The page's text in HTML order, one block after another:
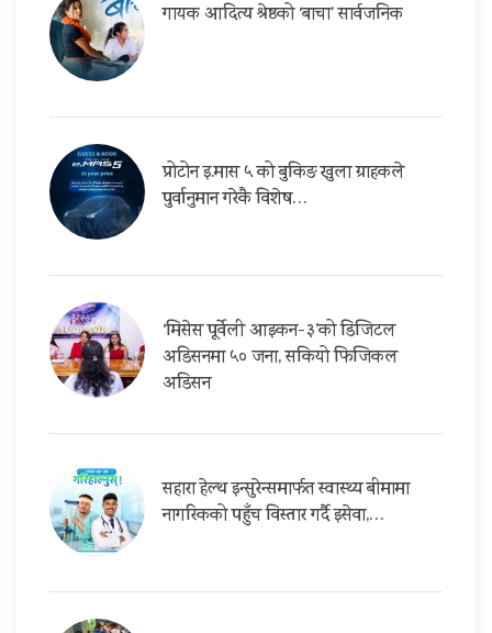
गायक आदित्य श्रेष्ठको ‘बाचा’ सार्वजनिक
प्रोटोन इ.मास ५ को बुकिङ खुला ग्राहकले
पुर्वानुमान गरेकै विशेष…
‘मिसेस पूर्वेली आइकन-३’को डिजिटल
अडिसनमा ५० जना, सकियो फिजिकल
अडिसन
सहारा हेल्थ इन्सुरेन्समार्फत स्वास्थ्य बीमामा
नागरिकको पहुँच विस्तार गर्दै इसेवा,…